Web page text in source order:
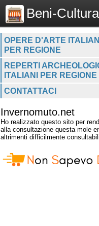
Beni-
OPERE D'ARTE
PER REGIONE
REPERTI
ITALIANI PER REGIONE
CONTATTACI
Invernomuto.net
Ho realizzato questo sito per
alla consultazione questa mole
altrimenti difficilmente